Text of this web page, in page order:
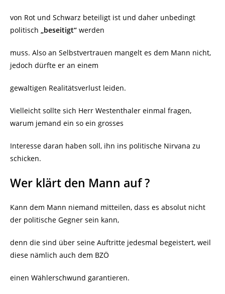
von Rot und Schwarz beteiligt ist und daher unbedingt
politisch „beseitigt“ werden
muss. Also an Selbstvertrauen mangelt es dem Mann nicht,
jedoch dürfte er an einem
gewaltigen Realitätsverlust leiden.
Vielleicht sollte sich Herr Westenthaler einmal fragen,
warum jemand ein so ein grosses
Interesse daran haben soll, ihn ins politische Nirvana zu
schicken.
Wer klärt den Mann auf ?
Kann dem Mann niemand mitteilen, dass es absolut nicht
der politische Gegner sein kann,
denn die sind über seine Auftritte jedesmal begeistert, weil
diese nämlich auch dem BZÖ
einen Wählerschwund garantieren.